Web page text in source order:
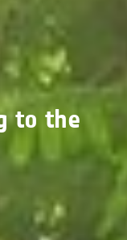
to the